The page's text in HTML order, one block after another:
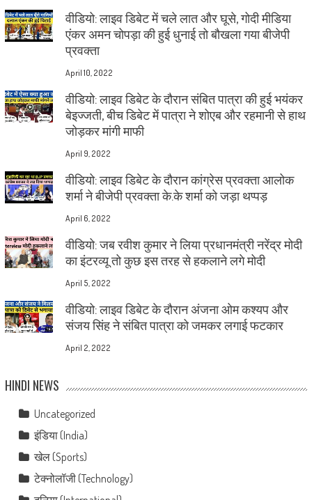
वीडियो: लाइव डिबेट में चले लात और घूसे, गोदी मीडिया
एंकर अमन चोपड़ा की हुई धुनाई तो बौखला गया बीजेपी
प्रवक्ता
April 10, 2022
वीडियो: लाइव डिबेट के दौरान संबित पात्रा की हुई भयंकर
बेइज्जती, बीच डिबेट में पात्रा ने शोएब और रहमानी से हाथ
जोड़कर मांगी माफी
April 9, 2022
वीडियो: लाइव डिबेट के दौरान कांग्रेस प्रवक्ता आलोक
शर्मा ने बीजेपी प्रवक्ता के.के शर्मा को जड़ा थप्पड़
April 6, 2022
वीडियो: जब रवीश कुमार ने लिया प्रधानमंत्री नरेंद्र मोदी
का इंटरव्यू तो कुछ इस तरह से हकलाने लगे मोदी
April 5, 2022
वीडियो: लाइव डिबेट के दौरान अंजना ओम कश्यप और
संजय सिंह ने संबित पात्रा को जमकर लगाई फटकार
April 2, 2022
HINDI NEWS
Uncategorized
इंडिया (India)
खेल (Sports)
टेक्नोलॉजी (Technology)